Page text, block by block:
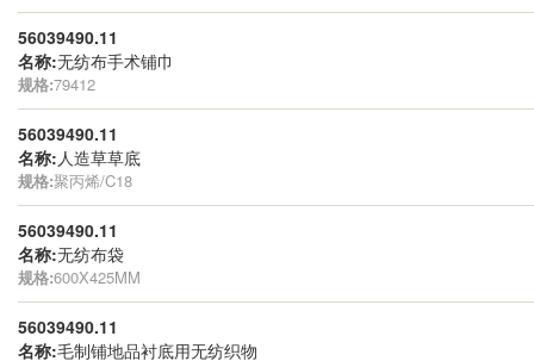
56039490.11
名称:无纺布手术铺巾
规格:79412
56039490.11
名称: 人造草草底
规格:聚丙烯/C18
56039490.11
名称:无纺布袋
规格:600X425MM
56039490.11
名称:毛制铺地品衬底用无纺织物